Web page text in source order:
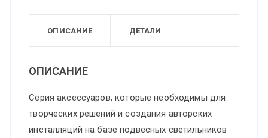
ОПИСАНИЕ ДЕТАЛИ
ОПИСАНИЕ
Серия аксессуаров, которые необходимы для
творческих решений и создания авторских
инсталляций на базе подвесных светильников